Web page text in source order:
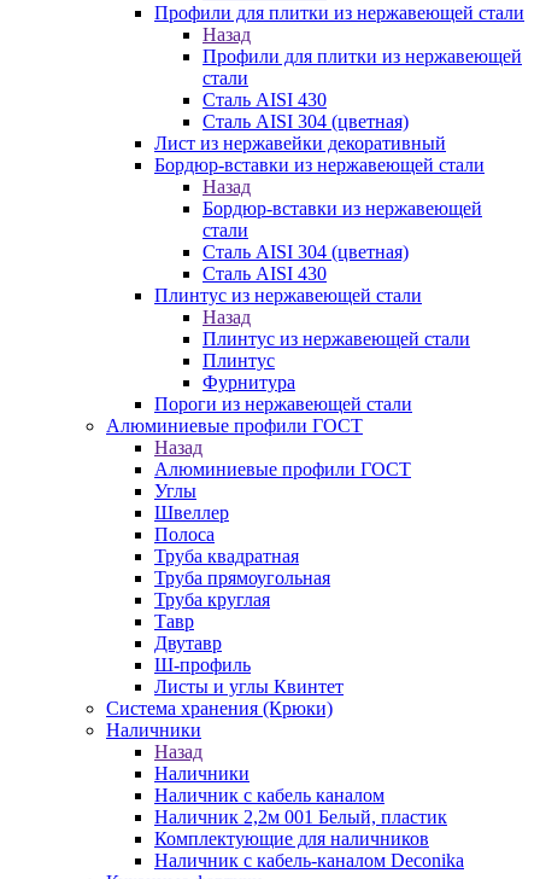
Профили для плитки из нержавеющей стали
Назад
Профили для плитки из нержавеющей
стали
Сталь AISI 430
Сталь AISI 304 (цветная)
Лист из нержавейки декоративный
Бордюр-вставки из нержавеющей стали
Назад
Бордюр-вставки из нержавеющей
стали
Сталь AISI 304 (цветная)
Сталь AISI 430
Плинтус из нержавеющей стали
Назад
Плинтус из нержавеющей стали
Плинтус
Фурнитура
Пороги из нержавеющей стали
Алюминиевые профили ГОСТ
Назад
Алюминиевые профили ГОСТ
Углы
Швеллер
Полоса
Труба квадратная
Труба прямоугольная
Труба круглая
Тавр
Двутавр
Ш-профиль
Листы и углы Квинтет
Система хранения (Крюки)
Наличники
Назад
Наличники
Наличник с кабель каналом
Наличник 2,2м 001 Белый, пластик
Комплектующие для наличников
Наличник с кабель-каналом Deconika